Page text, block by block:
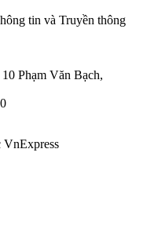
tin và Truyền thông
Phạm Văn Bạch,
VnExpress